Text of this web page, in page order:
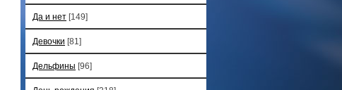
Да и нет [149]
Девочки [81]
Дельфины [96]